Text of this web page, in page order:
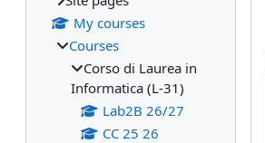
My courses
Courses
Corso di Laurea in
Informatica (L-31)
Lab2B 26/27
CC 25 26